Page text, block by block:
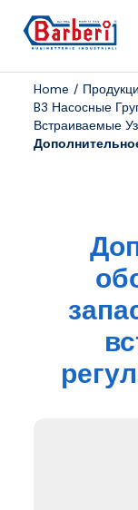
Home
B3 Насосные
Встраиваемые